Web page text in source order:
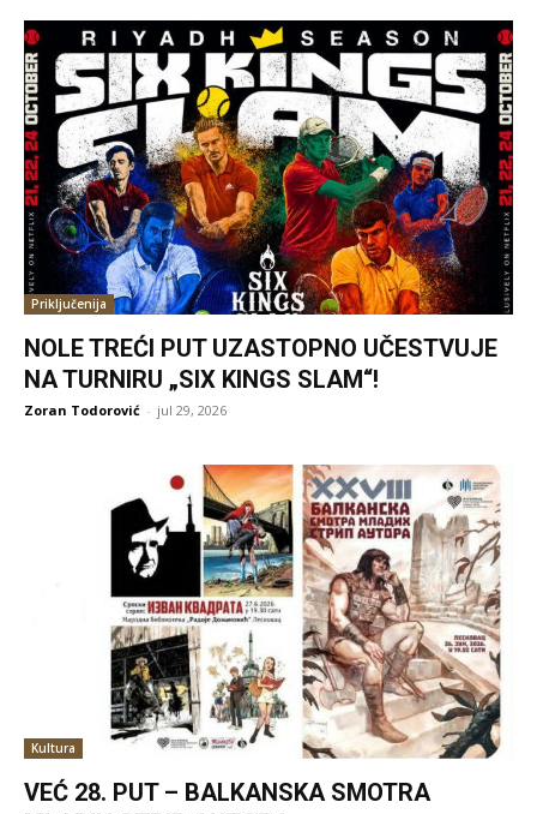
Priključenija
NOLE TREĆI PUT UZASTOPNO UČESTVUJE
NA TURNIRU „SIX KINGS SLAM“!
Zoran Todorović - jul 29, 2026
Kultura
VEĆ 28. PUT – BALKANSKA SMOTRA